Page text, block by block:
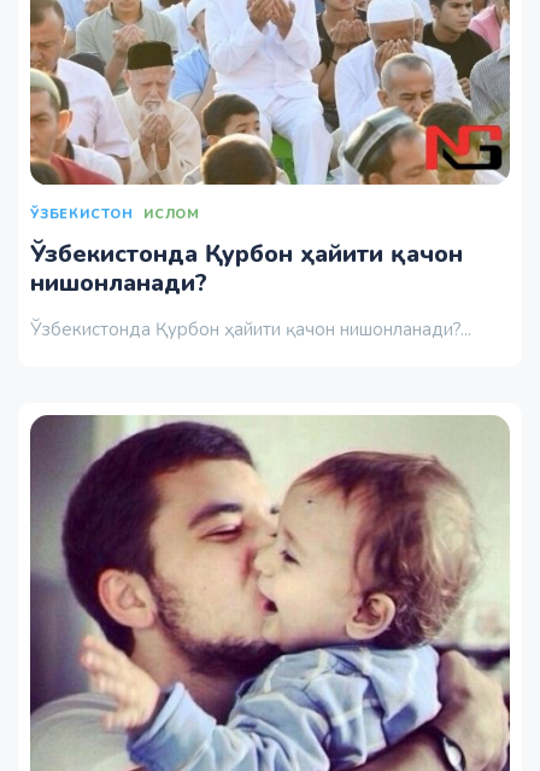
ЎЗБЕКИСТОН ИСЛОМ
Ўзбекистонда Қурбон ҳайити қачон
нишонланади?
Ўзбекистонда Қурбон ҳайити қачон нишонланади?...